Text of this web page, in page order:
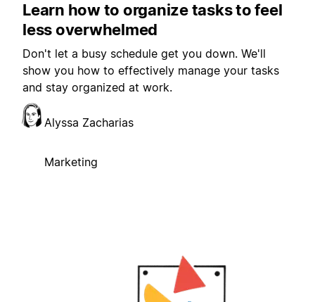
Learn how to organize tasks to feel
less overwhelmed
Don't let a busy schedule get you down. We'll
show you how to effectively manage your tasks
and stay organized at work.
Alyssa Zacharias
Marketing